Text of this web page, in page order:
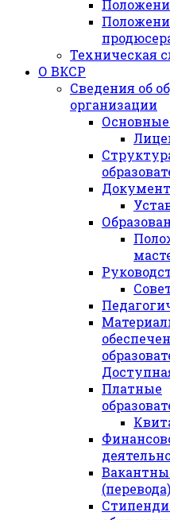
Техническая
О ВКСР
Сведения об
организации
Платные